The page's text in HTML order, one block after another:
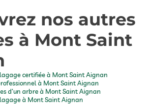
nos autres
à Mont Saint
certifiée à Mont Saint Aignan
à Mont Saint Aignan
d’un arbre à Mont Saint Aignan
à Mont Saint Aignan